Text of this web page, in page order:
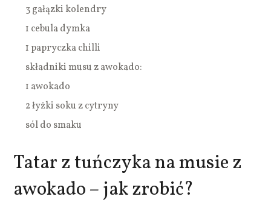
3 gałązki kolendry
1 cebula dymka
1 papryczka chilli
składniki musu z awokado:
1 awokado
2 łyżki soku z cytryny
sól do smaku
Tatar z tuńczyka na musie z
awokado – jak zrobić?